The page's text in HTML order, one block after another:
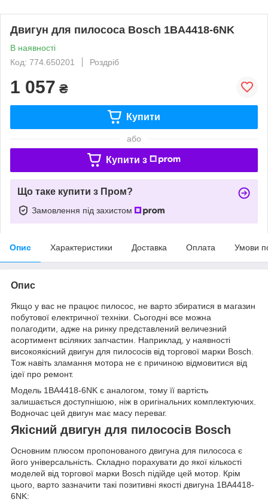
Двигун для пилососа Bosch 1BA4418-6NK
В наявності
Код: 774.650201
Роздріб
1 057 ₴
Купити
або
Купити з
Що таке купити з Пром?
Замовлення під захистом
Опис Характеристики Доставка Оплата Умови
Опис
Якщо у вас не працює пилосос, не варто збиратися в магазин
побутової електричної техніки. Сьогодні все можна
полагодити, адже на ринку представлений величезний
асортимент всіляких запчастин. Наприклад, у наявності
високоякісний двигун для пилососів від торгової марки Bosch.
Тож навіть зламання мотора не є причиною відмовитися від
ідеї про ремонт.
Модель 1BA4418-6NK є аналогом, тому її вартість
залишається доступнішою, ніж в оригінальних комплектуючих.
Водночас цей двигун має масу переваг.
Якісний двигун для пилососів Bosch
Основним плюсом пропонованого двигуна для пилососа є
його універсальність. Складно порахувати до якої кількості
моделей від торгової марки Bosch підійде цей мотор. Крім
цього, варто зазначити такі позитивні якості двигуна 1BA4418-
6NK: